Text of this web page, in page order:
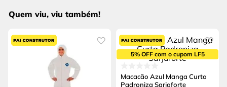
Quem viu, viu também!
5% OFF com o cupom LF5
Macacão Azul Manga Curta
Padroniza Sarjaforte